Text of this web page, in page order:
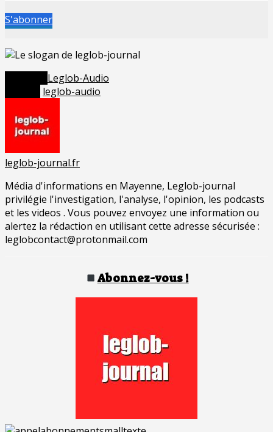
S'abonner
Leglob-Audio
leglob-audio
leglob-journal.fr
Média d'informations en Mayenne, Leglob-journal
privilégie l'investigation, l'analyse, l'opinion, les podcasts
et les videos . Vous pouvez envoyez une information ou
alertez la rédaction en utilisant cette adresse sécurisée :
leglobcontact@protonmail.com
Abonnez-vous !